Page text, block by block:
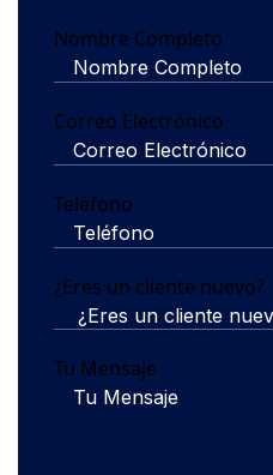
Nombre Completo
Correo Electrónico
Teléfono
¿Eres un cliente nuevo?
Tu Mensaje